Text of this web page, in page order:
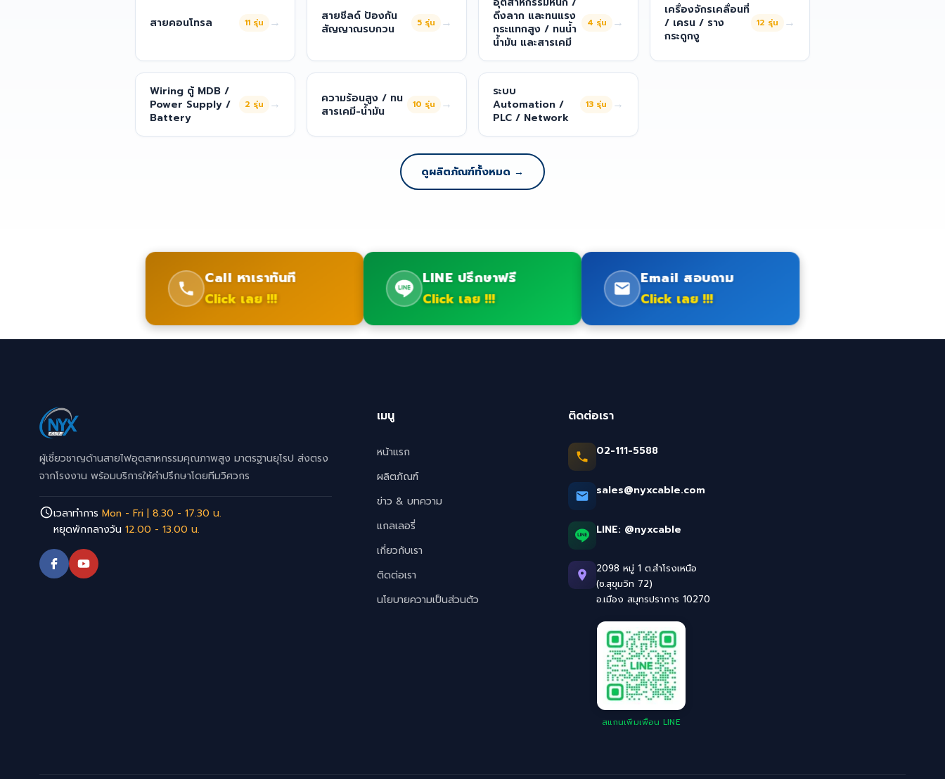
สายคอนโทรล 11 รุ่น →
สายชีลด์ ป้องกัน
สัญญาณรบกวน
5 รุ่น →
ดึงลาก และทนแรง
กระแทกสูง / ทนน้ำ
น้ำมัน และสารเคมี
4 รุ่น →
เครื่องจักรเคลื่อนที่
/ เครน / ราง
กระดูกงู
12 รุ่น →
Wiring ตู้ MDB /
Power Supply /
Battery
2 รุ่น →
ความร้อนสูง / ทน
สารเคมี-น้ำมัน
10 รุ่น →
ระบบ
Automation /
PLC / Network
13 รุ่น →
ดูผลิตภัณฑ์ทั้งหมด →
Call หาเราทันที
Click เลย !!!
LINE ปรึกษาฟรี
Click เลย !!!
Email สอบถาม
Click เลย !!!
ผู้เชี่ยวชาญด้านสายไฟอุตสาหกรรมคุณภาพสูง มาตรฐานยุโรป ส่งตรง
จากโรงงาน พร้อมบริการให้คำปรึกษาโดยทีมวิศวกร
เวลาทำการ Mon - Fri | 8.30 - 17.30 น.
หยุดพักกลางวัน 12.00 - 13.00 น.
เมนู
หน้าแรก
ผลิตภัณฑ์
ข่าว & บทความ
แกลเลอรี่
เกี่ยวกับเรา
ติดต่อเรา
นโยบายความเป็นส่วนตัว
ติดต่อเรา
02-111-5588
sales@nyxcable.com
LINE: @nyxcable
2098 หมู่ 1 ต.สำโรงเหนือ
(ซ.สุขุมวิท 72)
อ.เมือง สมุทรปราการ 10270
สแกนเพิ่มเพื่อน LINE